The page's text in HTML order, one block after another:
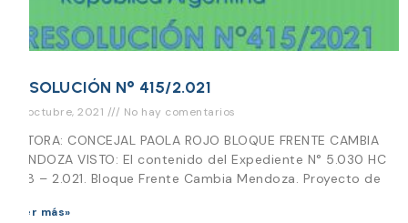
RESOLUCIÓN N° 415/2.021
25 octubre, 2021 No hay comentarios
AUTORA: CONCEJAL PAOLA ROJO BLOQUE FRENTE CAMBIA
MENDOZA VISTO: El contenido del Expediente N° 5.030 HC
038 – 2.021. Bloque Frente Cambia Mendoza. Proyecto de
Leer más»